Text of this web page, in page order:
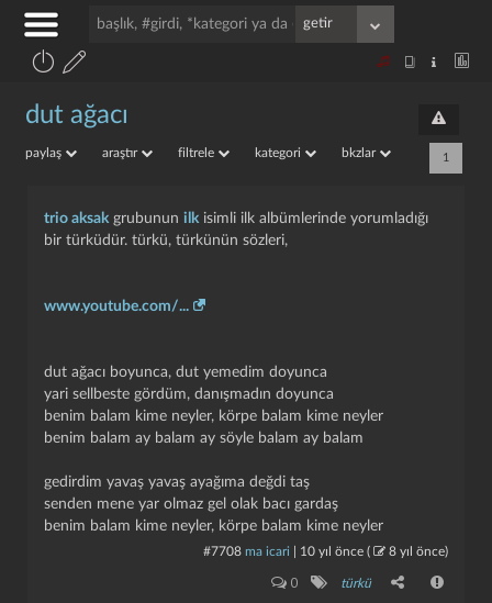
dut ağacı
paylaş araştır filtrele kategori bkzlar 1
trio aksakgrubunun ilkisimli ilk albümlerinde yorumladığı
bir türküdür. türkü, türkünün sözleri,
www.youtube.com/...
dut ağacı boyunca, dut yemedim doyunca
yari sellbeste gördüm, danışmadın doyunca
benim balam kime neyler, körpe balam kime neyler
benim balam ay balam ay söyle balam ay balam
gedirdim yavaş yavaş ayağıma değdi taş
senden mene yar olmaz gel olak bacı gardaş
benim balam kime neyler, körpe balam kime neyler
#7708 ma icari 10 yıl önce ( 8 yıl önce)
0 türkü